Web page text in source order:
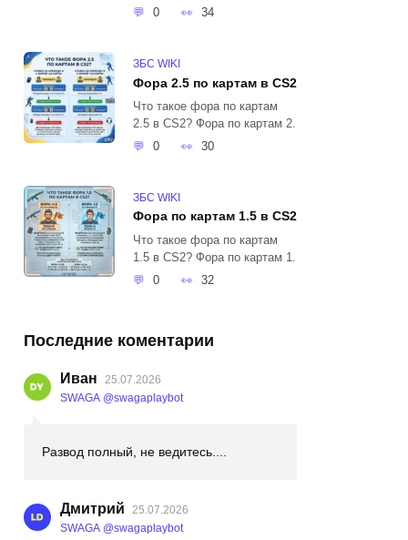
0
34
ЗБС WIKI
Фора 2.5 по картам в CS2
Что такое фора по картам
2.5 в CS2? Фора по картам 2.
0
30
ЗБС WIKI
Фора по картам 1.5 в CS2
Что такое фора по картам
1.5 в CS2? Фора по картам 1.
0
32
Последние коментарии
Иван
25.07.2026
SWAGA @swagaplaybot
Развод полный, не ведитесь....
Дмитрий
25.07.2026
SWAGA @swagaplaybot